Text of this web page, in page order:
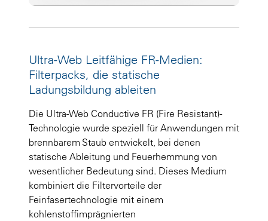
Ultra-Web Leitfähige FR-Medien:
Filterpacks, die statische
Ladungsbildung ableiten
Die Ultra-Web Conductive FR (Fire Resistant)-
Technologie wurde speziell für Anwendungen mit
brennbarem Staub entwickelt, bei denen
statische Ableitung und Feuerhemmung von
wesentlicher Bedeutung sind. Dieses Medium
kombiniert die Filtervorteile der
Feinfasertechnologie mit einem
kohlenstoffimprägnierten